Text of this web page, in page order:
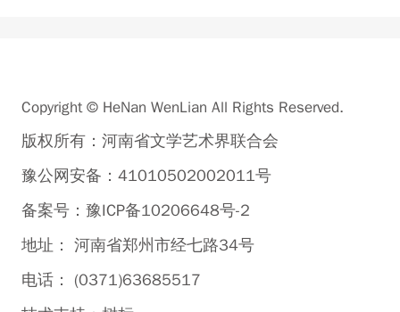
Copyright © HeNan WenLian All Rights Reserved.
版权所有：河南省文学艺术界联合会
豫公网安备：41010502002011号
备案号：豫ICP备10206648号-2
地址： 河南省郑州市经七路34号
电话： (0371)63685517